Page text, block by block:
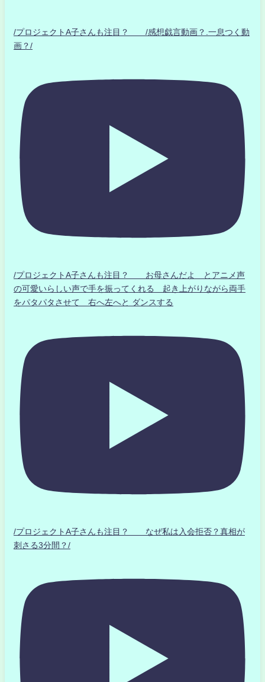
/プロジェクトA子さんも注目？ /感想戯言動画？.一息つく動
画？/
/プロジェクトA子さんも注目？ お母さんだよ とアニメ声
の可愛いらしい声で手を振ってくれる 起き上がりながら両手
をパタパタさせて 右へ左へと ダンスする
/プロジェクトA子さんも注目？ なぜ私は入会拒否？真相が
刺さる3分間？/